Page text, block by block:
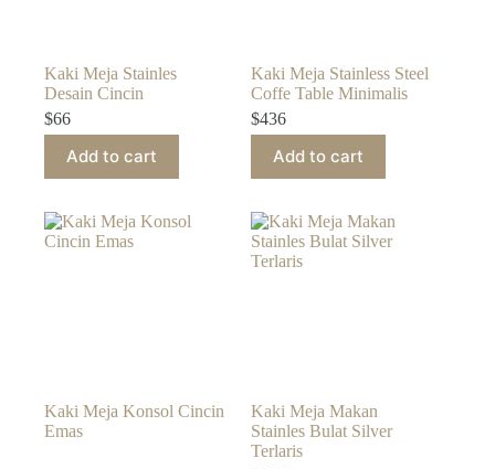
Kaki Meja Stainles
Desain Cincin
$66
Add to cart
Kaki Meja Stainless Steel
Coffe Table Minimalis
$436
Add to cart
Kaki Meja Konsol Cincin
Emas
Kaki Meja Makan
Stainles Bulat Silver
Terlaris